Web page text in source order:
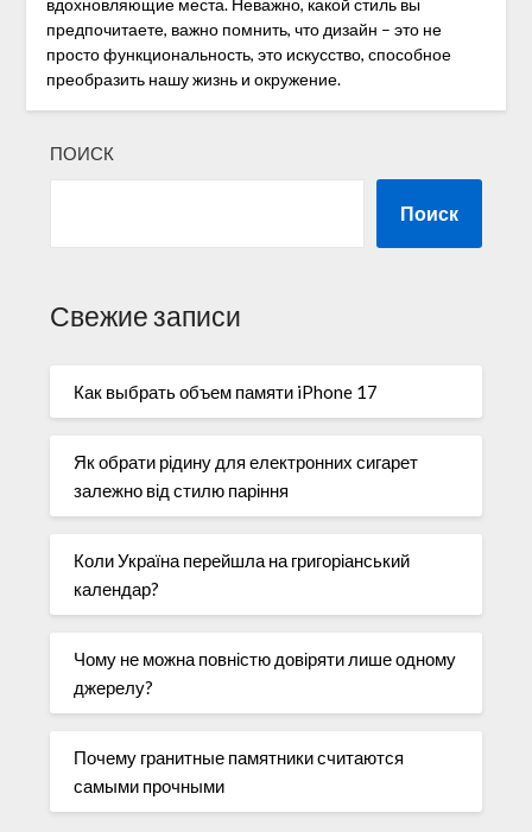
вдохновляющие места. Неважно, какой стиль вы
предпочитаете, важно помнить, что дизайн – это не
просто функциональность, это искусство, способное
преобразить нашу жизнь и окружение.
ПОИСК
Поиск
Свежие записи
Как выбрать объем памяти iPhone 17
Як обрати рідину для електронних сигарет
залежно від стилю паріння
Коли Україна перейшла на григоріанський
календар?
Чому не можна повністю довіряти лише одному
джерелу?
Почему гранитные памятники считаются
самыми прочными